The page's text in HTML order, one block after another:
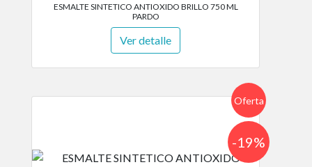
ESMALTE SINTETICO ANTIOXIDO BRILLO 750 ML
PARDO
Ver detalle
Oferta
-19%